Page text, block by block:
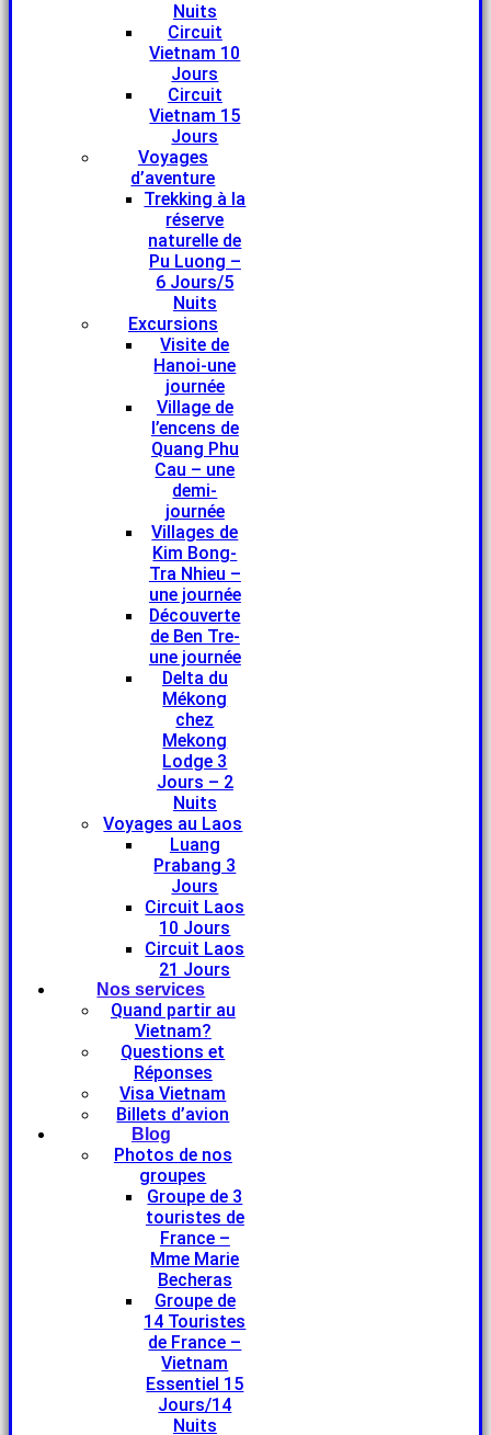
Nuits
Circuit
Vietnam 10
Jours
Circuit
Vietnam 15
Jours
Voyages
d’aventure
Trekking à la
réserve
naturelle de
Pu Luong –
6 Jours/5
Nuits
Excursions
Visite de
Hanoi-une
journée
Village de
l’encens de
Quang Phu
Cau – une
demi-
journée
Villages de
Kim Bong-
Tra Nhieu –
une journée
Découverte
de Ben Tre-
une journée
Delta du
Mékong
chez
Mekong
Lodge 3
Jours – 2
Nuits
Voyages au Laos
Luang
Prabang 3
Jours
Circuit Laos
10 Jours
Circuit Laos
21 Jours
Nos services
Quand partir au
Vietnam?
Questions et
Réponses
Visa Vietnam
Billets d’avion
Blog
Photos de nos
groupes
Groupe de 3
touristes de
France –
Mme Marie
Becheras
Groupe de
14 Touristes
de France –
Vietnam
Essentiel 15
Jours/14
Nuits